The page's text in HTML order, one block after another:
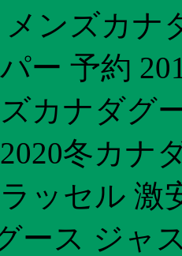
メンズカナ
ー 予約
カナダグ
冬カナ
ッセル 激
ース ジャ